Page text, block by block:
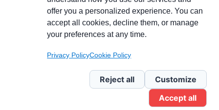
Il Giornale delle PMI.
Testata giornalistica
registrata al Tribunale di
Milano n. 353 del 19
novembre 2013 Powered By
Privacy PolicyCookie
offer you a personalized experience. You can
accept all cookies, decline them, or manage
your preferences at any time.
Privacy PolicyCookie Policy
Reject all
Customize
Accept all